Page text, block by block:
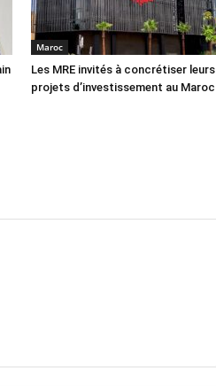
Maroc
Les MRE invités à concrétiser leurs
projets d’investissement au Maroc